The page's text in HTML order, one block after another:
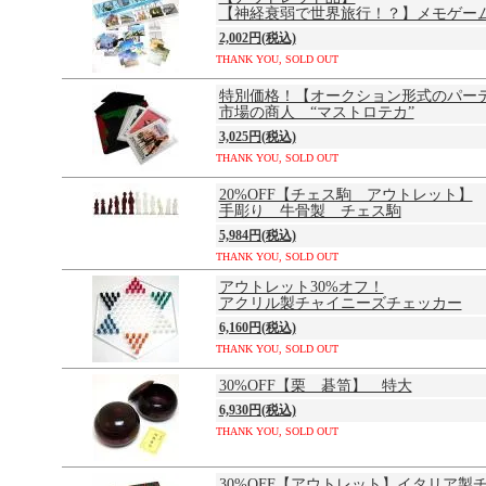
【神経衰弱で世界旅行！？】メモゲー
2,002円(税込)
THANK YOU, SOLD OUT
特別価格！【オークション形式のパー
市場の商人 “マストロテカ”
3,025円(税込)
THANK YOU, SOLD OUT
20%OFF【チェス駒 アウトレット】
手彫り 牛骨製 チェス駒
5,984円(税込)
THANK YOU, SOLD OUT
アウトレット30%オフ！
アクリル製チャイニーズチェッカー
6,160円(税込)
THANK YOU, SOLD OUT
30%OFF【栗 碁笥】 特大
6,930円(税込)
THANK YOU, SOLD OUT